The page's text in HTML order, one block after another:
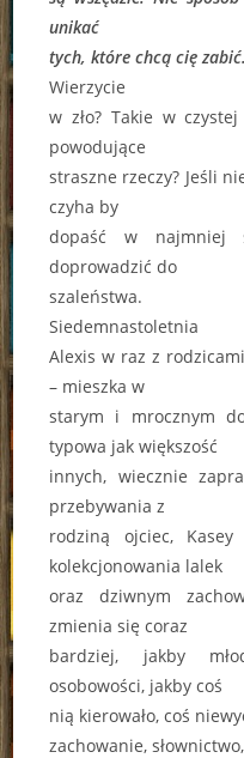
unikać
tych, które chcą cię
Wierzycie
w zło? Takie w
powodujące
straszne rzeczy? Jeśli
czyha by
dopaść w najmniej
doprowadzić do
szaleństwa.
Siedemnastoletnia
Alexis w raz z
– mieszka w
starym i mrocznym
typowa jak większość
innych, wiecznie
przebywania z
rodziną ojciec,
kolekcjonowania lalek
oraz dziwnym
zmienia się coraz
bardziej, jakby
osobowości, jakby coś
nią kierowało, coś
zachowanie,